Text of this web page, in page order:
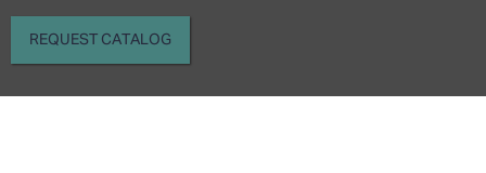
REQUEST CATALOG